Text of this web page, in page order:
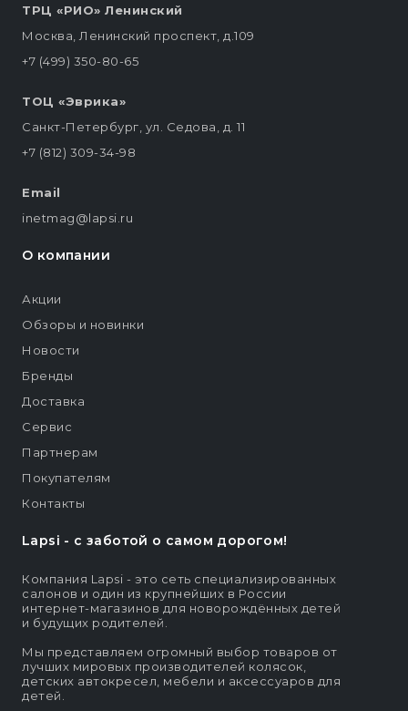
Lapsi - c заботой о самом дорогом!
Компания Lapsi - это сеть специализированных
салонов и один из крупнейших в России
интернет-магазинов для новорождённых детей
и будущих родителей.
Мы представляем огромный выбор товаров от
лучших мировых производителей колясок,
детских автокресел, мебели и аксессуаров для
детей.
ТРЦ «РИО» Ленинский
Москва, Ленинский проспект, д.109
+7 (499) 350-80-65
ТОЦ «Эврика»
Санкт-Петербург, ул. Седова, д. 11
+7 (812) 309-34-98
Email
inetmag@lapsi.ru
О компании
Акции
Обзоры и новинки
Новости
Бренды
Доставка
Сервис
Партнерам
Покупателям
Контакты